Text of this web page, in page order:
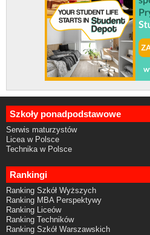
Szkoły ponadpodstawowe
Serwis maturzystów
Licea w Polsce
Technika w Polsce
Rankingi
Ranking Szkół Wyższych
Ranking MBA Perspektywy
Ranking Liceów
Ranking Techników
Ranking Szkół Warszawskich